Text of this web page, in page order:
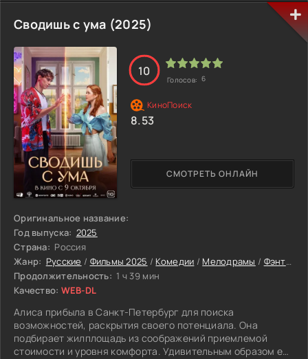
четвертого ребенка, Виталика. Но у Виталика очень
трудный характер, он душевно травмирован, и это
переполняет чашу терпения единственного родного
ребенка в семье, Гоши, который считает, что родители его
недолюбливают.
Гоше уже 15 лет, и в знак протеста он становится
стендапером, высказывая со сцены все, что у него лежит
на душе. Он уже не может без подобного излияния чувств,
для него стендап – психотерапия. Выступления
транслируются в интернете, и родители их смотрят.
Выступления очень жесткие, много нецензурной лексики,
да и тематика сцен в основном «ниже пояса».
Сводишь с ума (2025)
Оригинальное название:
Год выпуска: 2025
Страна: Россия
Жанр: Русские / Фильмы 2025 / Комедии / Мелодрамы / Фэнтези
Продолжительность: 1 ч 39 мин
Качество: WEB-DL
Алиса прибыла в Санкт-Петербург для поиска
возможностей, раскрытия своего потенциала. Она
подбирает жилплощадь из соображений приемлемой
стоимости и уровня комфорта. Удивительным образом ей
СМОТРЕТЬ ОНЛАЙН
10
Голосов: 6
8.53